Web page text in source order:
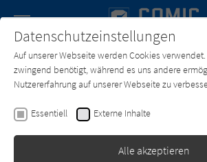
SUCHE Forum Charts
Text: Alan Martin Zeichner: Brett Parson
Tank Girl (3): King
Erschienen: Februar 2024
Datenschutzeinstellungen
Auf unserer Webseite werden Cookies
zwingend benötigt, während es uns andere
Nutzererfahrung auf unserer Webseite zu
Essentiell Externe Inhalte
Alle akzeptieren